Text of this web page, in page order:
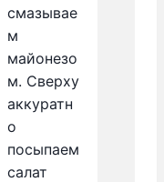
смазывае
м
майонезо
м. Сверху
аккуратн
о
посыпаем
салат